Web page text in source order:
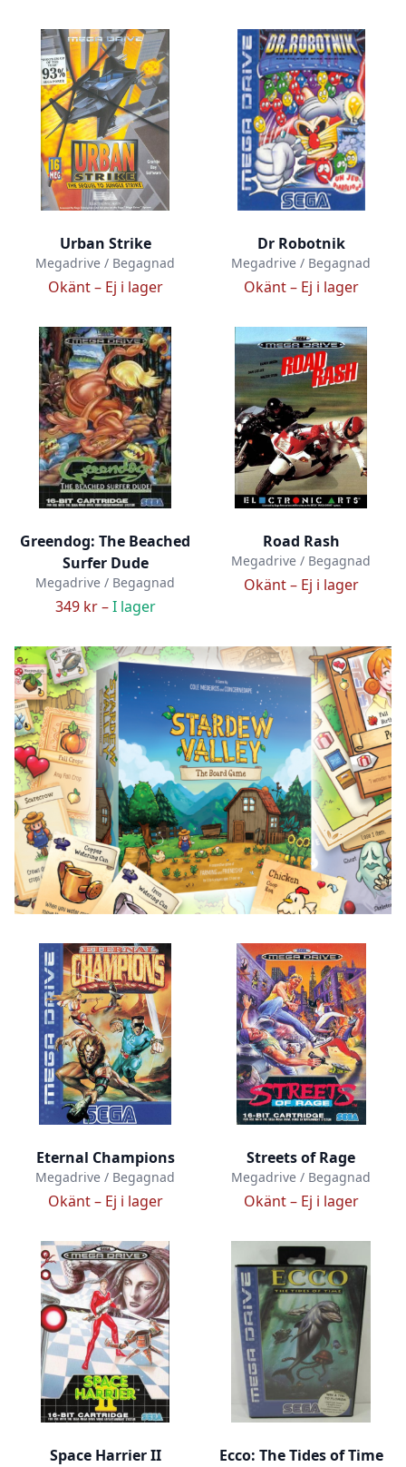
Urban Strike
Megadrive / Begagnad
Okänt – Ej i lager
Dr Robotnik
Megadrive / Begagnad
Okänt – Ej i lager
Greendog: The Beached
Surfer Dude
Megadrive / Begagnad
349 kr –I lager
Road Rash
Megadrive / Begagnad
Okänt – Ej i lager
Eternal Champions
Megadrive / Begagnad
Okänt – Ej i lager
Streets of Rage
Megadrive / Begagnad
Okänt – Ej i lager
Space Harrier II Ecco: The Tides of Time